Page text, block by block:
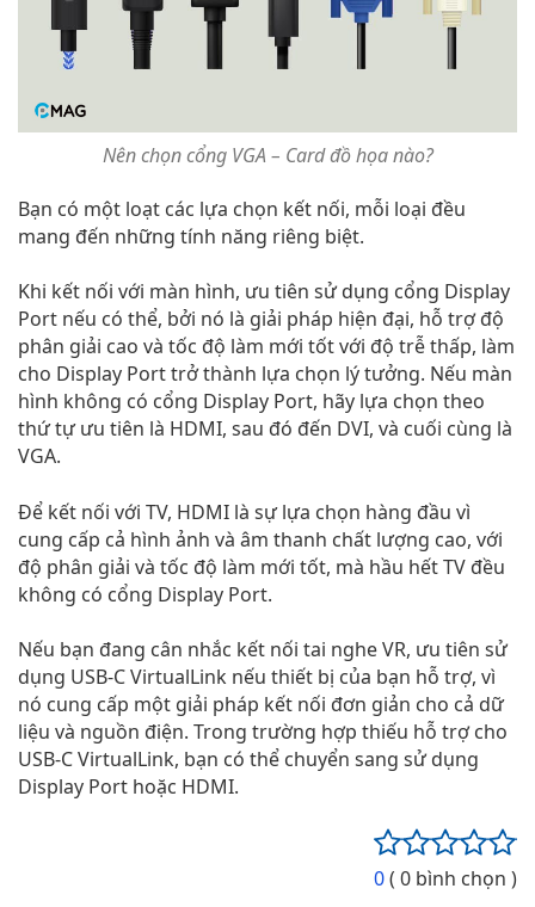
Nên chọn cổng VGA – Card đồ họa nào?
Bạn có một loạt các lựa chọn kết nối, mỗi loại đều
mang đến những tính năng riêng biệt.
Khi kết nối với màn hình, ưu tiên sử dụng cổng Display
Port nếu có thể, bởi nó là giải pháp hiện đại, hỗ trợ độ
phân giải cao và tốc độ làm mới tốt với độ trễ thấp, làm
cho Display Port trở thành lựa chọn lý tưởng. Nếu màn
hình không có cổng Display Port, hãy lựa chọn theo
thứ tự ưu tiên là HDMI, sau đó đến DVI, và cuối cùng là
VGA.
Để kết nối với TV, HDMI là sự lựa chọn hàng đầu vì
cung cấp cả hình ảnh và âm thanh chất lượng cao, với
độ phân giải và tốc độ làm mới tốt, mà hầu hết TV đều
không có cổng Display Port.
Nếu bạn đang cân nhắc kết nối tai nghe VR, ưu tiên sử
dụng USB-C VirtualLink nếu thiết bị của bạn hỗ trợ, vì
nó cung cấp một giải pháp kết nối đơn giản cho cả dữ
liệu và nguồn điện. Trong trường hợp thiếu hỗ trợ cho
USB-C VirtualLink, bạn có thể chuyển sang sử dụng
Display Port hoặc HDMI.
0( 0 bình chọn )